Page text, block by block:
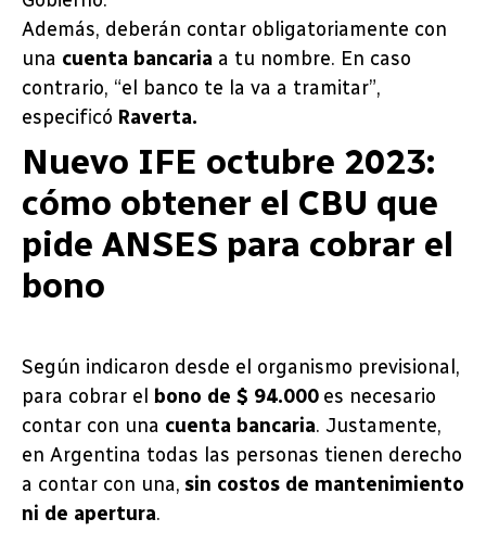
Además, deberán contar obligatoriamente con
una cuenta bancaria a tu nombre. En caso
contrario, “el banco te la va a tramitar”,
especificó Raverta.
Nuevo IFE octubre 2023:
cómo obtener el CBU que
pide ANSES para cobrar el
bono
Según indicaron desde el organismo previsional,
para cobrar el bono de $ 94.000 es necesario
contar con una cuenta bancaria. Justamente,
en Argentina todas las personas tienen derecho
a contar con una, sin costos de mantenimiento
ni de apertura.